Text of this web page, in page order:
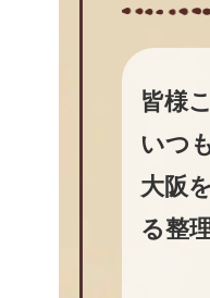
皆様
いつ
大阪
る整